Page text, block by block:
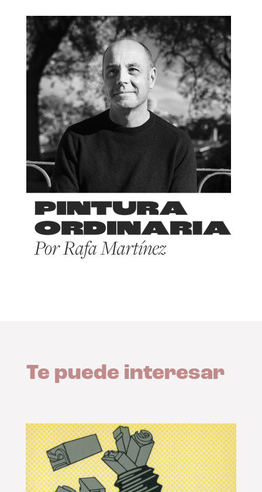
Te puede interesar